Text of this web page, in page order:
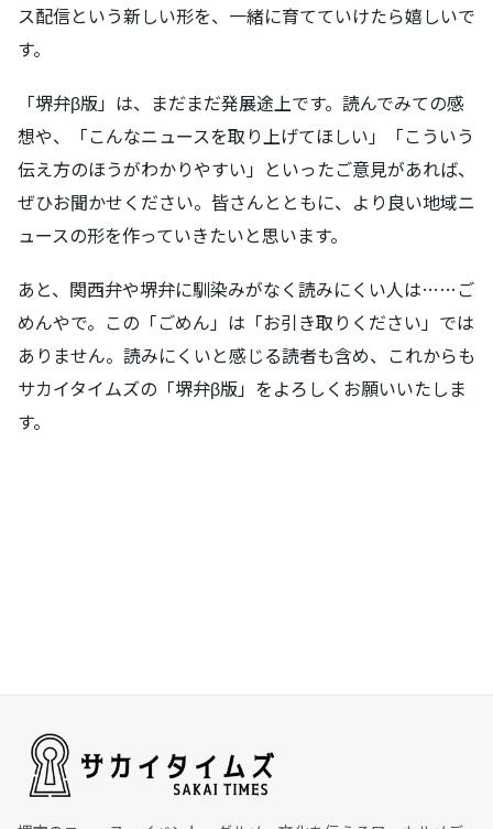
ス配信という新しい形を、一緒に育てていけたら嬉しいで
す。
「堺弁β版」は、まだまだ発展途上です。読んでみての感
想や、「こんなニュースを取り上げてほしい」「こういう
伝え方のほうがわかりやすい」といったご意見があれば、
ぜひお聞かせください。皆さんとともに、より良い地域ニ
ュースの形を作っていきたいと思います。
あと、関西弁や堺弁に馴染みがなく読みにくい人は……ご
めんやで。この「ごめん」は「お引き取りください」では
ありません。読みにくいと感じる読者も含め、これからも
サカイタイムズの「堺弁β版」をよろしくお願いいたしま
す。